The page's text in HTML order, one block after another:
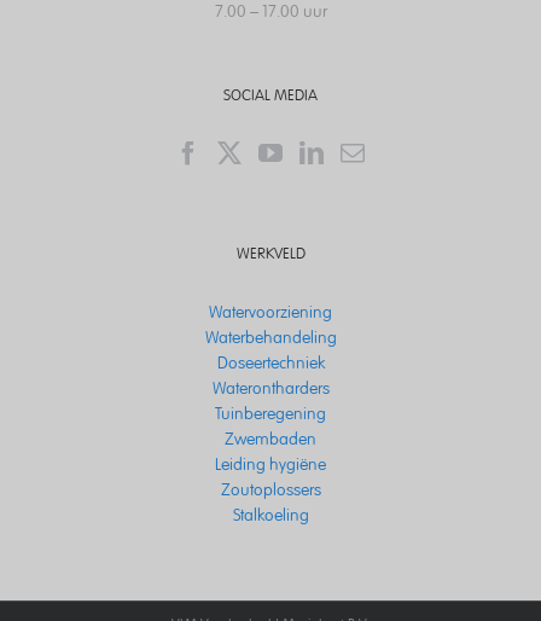
7.00 – 17.00 uur
SOCIAL MEDIA
WERKVELD
Watervoorziening
Waterbehandeling
Doseertechniek
Waterontharders
Tuinberegening
Zwembaden
Leiding hygiëne
Zoutoplossers
Stalkoeling